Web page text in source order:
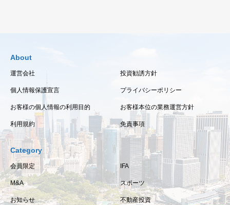
About
運営会社 投資勧誘方針
個人情報保護宣言 プライバシーポリシー
お客様の個人情報の利用目的 お客様本位の業務運営方針
利用規約 免責事項
Category
会員限定 IFA
M&A スポーツ
お知らせ 不動産投資